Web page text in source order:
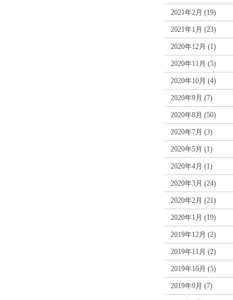
2021年2月 (19)
2021年1月 (23)
2020年12月 (1)
2020年11月 (5)
2020年10月 (4)
2020年9月 (7)
2020年8月 (50)
2020年7月 (3)
2020年5月 (1)
2020年4月 (1)
2020年3月 (24)
2020年2月 (21)
2020年1月 (19)
2019年12月 (2)
2019年11月 (2)
2019年10月 (5)
2019年9月 (7)